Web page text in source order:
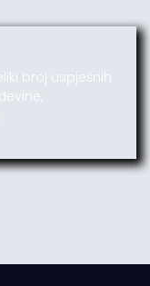
broj uspješnih